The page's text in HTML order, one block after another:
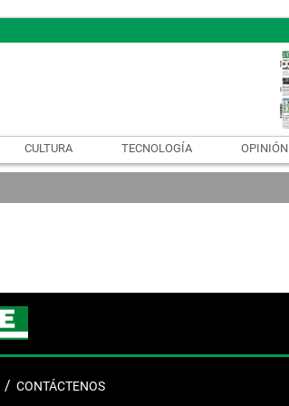
CULTURA TECNOLOGÍA OPINIÓN
CONTÁCTENOS